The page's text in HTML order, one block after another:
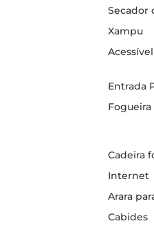
Secador
Xampu
Entrada
Fogueira
Cadeira
Internet
Arara
Cabides